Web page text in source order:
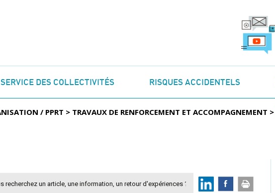
DES COLLECTIVITÉS RISQUES ACCIDENTELS
/ PPRT > TRAVAUX DE RENFORCEMENT ET ACCOMPAGNEMENT >
: